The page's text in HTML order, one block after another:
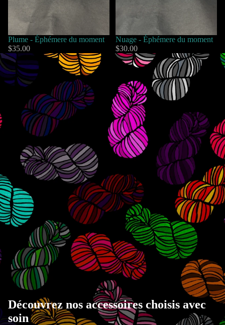
Plume - Éphémere du moment
$35.00
Nuage - Éphémere du moment
$30.00
Découvrez nos accessoires choisis avec
soin